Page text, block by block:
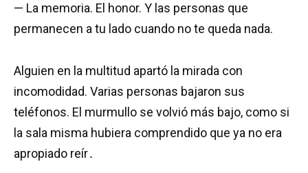
— La memoria. El honor. Y las personas que
permanecen a tu lado cuando no te queda nada.
Alguien en la multitud apartó la mirada con
incomodidad. Varias personas bajaron sus
teléfonos. El murmullo se volvió más bajo, como si
la sala misma hubiera comprendido que ya no era
apropiado reír․